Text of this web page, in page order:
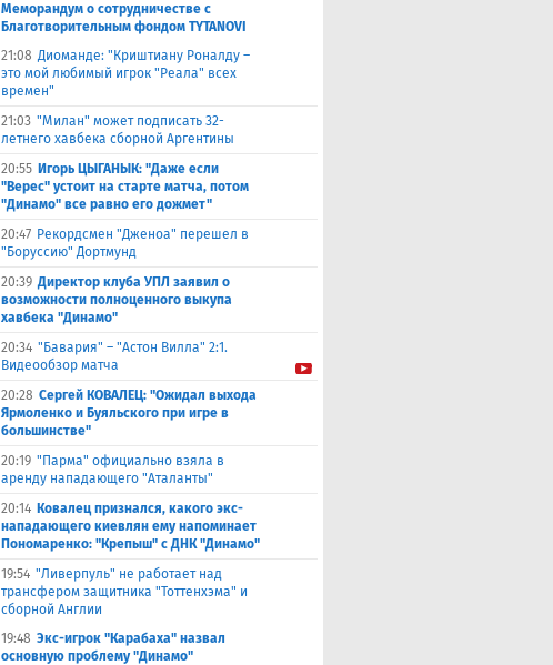
Меморандум о сотрудничестве с
Благотворительным фондом TYTANOVI
21:08 Диоманде: "Криштиану Роналду –
это мой любимый игрок "Реала" всех
времен"
21:03 "Милан" может подписать 32-
летнего хавбека сборной Аргентины
20:55 Игорь ЦЫГАНЫК: "Даже если
"Верес" устоит на старте матча, потом
"Динамо" все равно его дожмет"
20:47 Рекордсмен "Дженоа" перешел в
"Боруссию" Дортмунд
20:39 Директор клуба УПЛ заявил о
возможности полноценного выкупа
хавбека "Динамо"
20:34 "Бавария" – "Астон Вилла" 2:1.
Видеообзор матча
20:28 Сергей КОВАЛЕЦ: "Ожидал выхода
Ярмоленко и Буяльского при игре в
большинстве"
20:19 "Парма" официально взяла в
аренду нападающего "Аталанты"
20:14 Ковалец признался, какого экс-
нападающего киевлян ему напоминает
Пономаренко: "Крепыш" с ДНК "Динамо"
19:54 "Ливерпуль" не работает над
трансфером защитника "Тоттенхэма" и
сборной Англии
19:48 Экс-игрок "Карабаха" назвал
основную проблему "Динамо"